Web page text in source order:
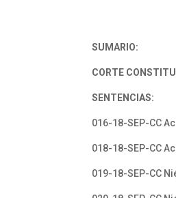
SUMARIO:
CORTE
SENTENCIAS:
016-18-SEP-CC
018-18-SEP-CC
019-18-SEP-CC